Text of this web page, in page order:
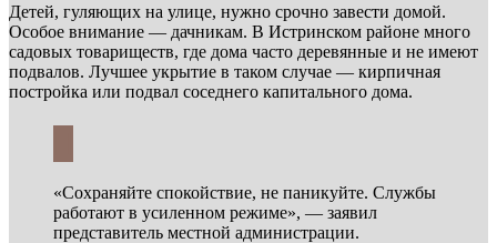
Детей, гуляющих на улице, нужно срочно завести домой.
Особое внимание — дачникам. В Истринском районе много
садовых товариществ, где дома часто деревянные и не имеют
подвалов. Лучшее укрытие в таком случае — кирпичная
постройка или подвал соседнего капитального дома.
«Сохраняйте спокойствие, не паникуйте. Службы
работают в усиленном режиме», — заявил
представитель местной администрации.